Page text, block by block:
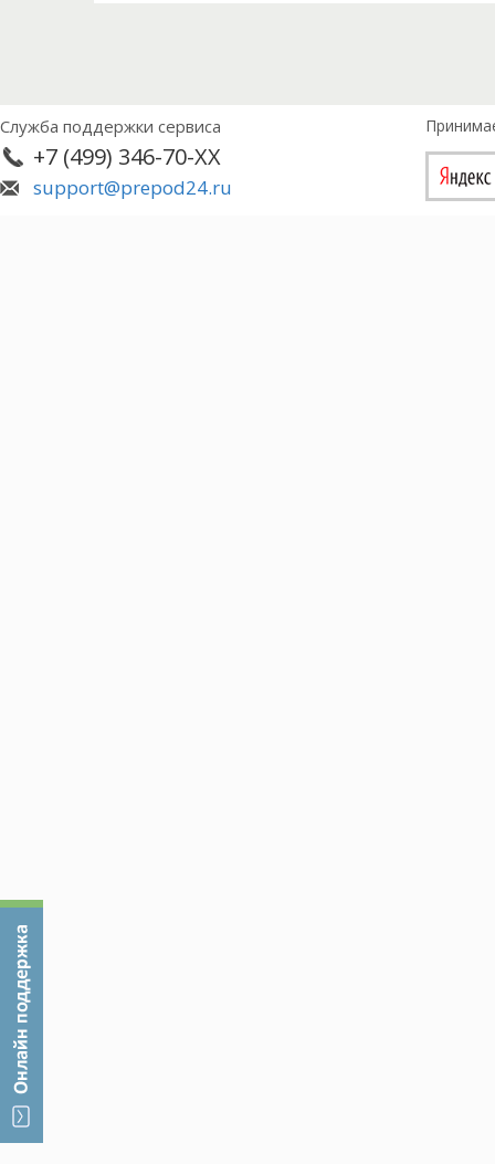
Служба поддержки сервиса
+7 (499) 346-70-XX
support@prepod24.ru